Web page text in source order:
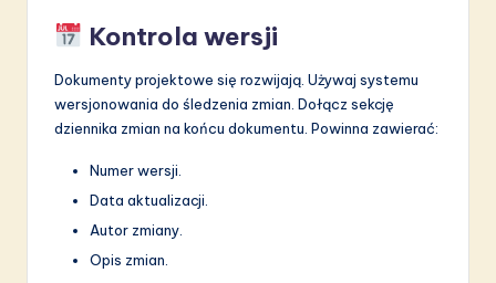
Kontrola wersji
Dokumenty projektowe się rozwijają. Używaj systemu
wersjonowania do śledzenia zmian. Dołącz sekcję
dziennika zmian na końcu dokumentu. Powinna zawierać:
Numer wersji.
Data aktualizacji.
Autor zmiany.
Opis zmian.